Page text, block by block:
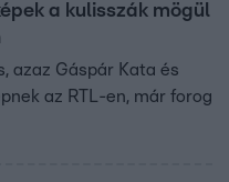
a kulisszák mögül
azaz Gáspár Kata és
az RTL-en, már forog